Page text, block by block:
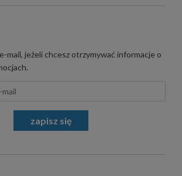
mail, jeżeli chcesz otrzymywać informacje o
zapisz się